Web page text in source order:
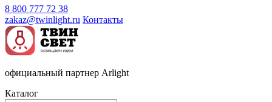
8 800 777 72 38
zakaz@twinlight.ru Контакты
официальный партнер Arlight
Каталог